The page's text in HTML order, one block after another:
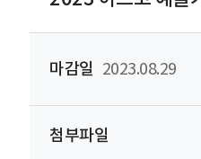
마감일 2023.08.29
첨부파일